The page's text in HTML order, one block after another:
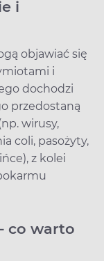
i
objawiać się
i
dochodzi
przedostaną
wirusy,
coli, pasożyty,
z kolei
co warto